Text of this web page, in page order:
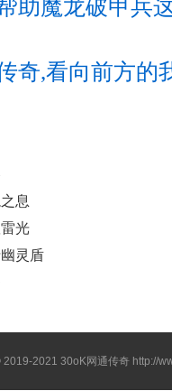
助魔龙破甲兵
奇,看向前方的
息
光
灵盾
2019-202130oK网通传奇 http://